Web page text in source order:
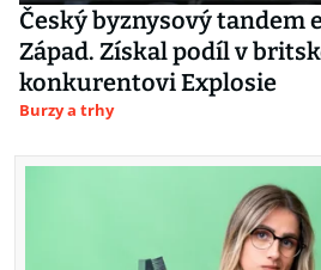
Český byznysový tandem
Západ. Získal podíl v
konkurentovi Explosie
Burzy a trhy